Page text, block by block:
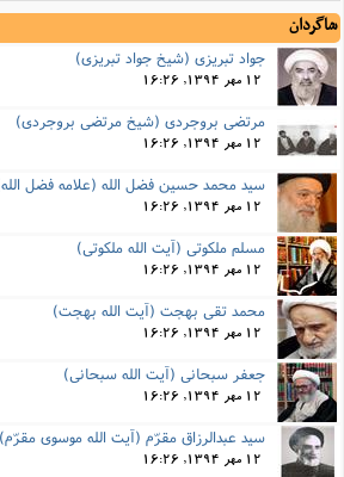
شاگردان
جواد تبریزی (شیخ جواد تبریزی)
12 مهر 1394, 16:26
مرتضی بروجردی (شیخ مرتضی بروجردی)
12 مهر 1394, 16:26
سید محمد حسین فضل الله (علامه فضل الله)
12 مهر 1394, 16:26
مسلم ملکوتی (آیت الله ملکوتی)
12 مهر 1394, 16:26
محمد تقی بهجت (آیت الله بهجت)
12 مهر 1394, 16:26
جعفر سبحانی (آیت الله سبحانی)
12 مهر 1394, 16:26
سید عبدالرزاق مقرّم (آیت الله موسوی مقرّم)
12 مهر 1394, 16:26